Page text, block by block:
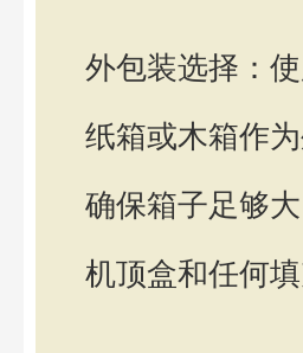
外包装选择：
纸箱或木箱作为
确保箱子足够
机顶盒和任何填